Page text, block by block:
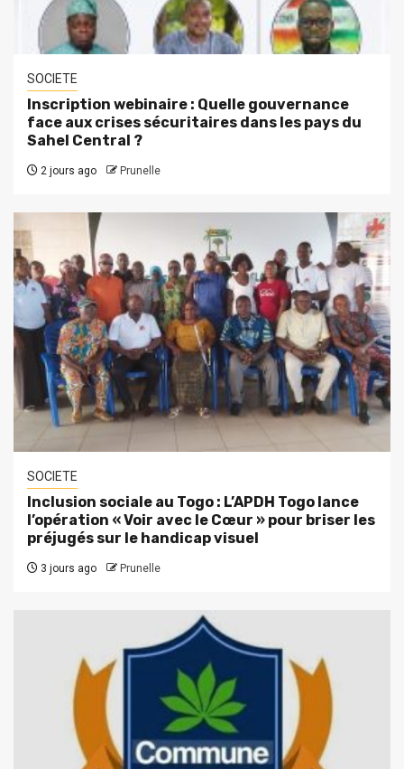
SOCIETE
Inscription webinaire : Quelle gouvernance
face aux crises sécuritaires dans les pays du
Sahel Central ?
2 jours ago Prunelle
SOCIETE
Inclusion sociale au Togo : L’APDH Togo lance
l’opération « Voir avec le Cœur » pour briser les
préjugés sur le handicap visuel
3 jours ago Prunelle